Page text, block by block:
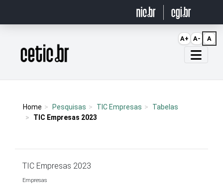
Página inicial
Home Pesquisas TIC Empresas
Tabelas
TIC Empresas 2023
TIC Empresas 2023
Empresas
A+ A- A